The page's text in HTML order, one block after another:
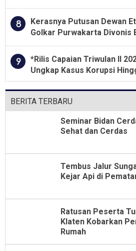
8
Kerasnya Putusan Dewan
Golkar Purwakarta Divonis
9
*Rilis Capaian Triwulan II
Ungkap Kasus Korupsi
BERITA TERBARU
Seminar Bidan
Sehat dan Cerdas
Tembus Jalur
Kejar Api di
Ratusan Peserta
Klaten Kobarkan
Rumah